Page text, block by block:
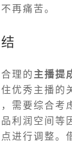
再痛苦。
理的主播提
优秀主播的
需要综合考
利润空间等
进行调整。